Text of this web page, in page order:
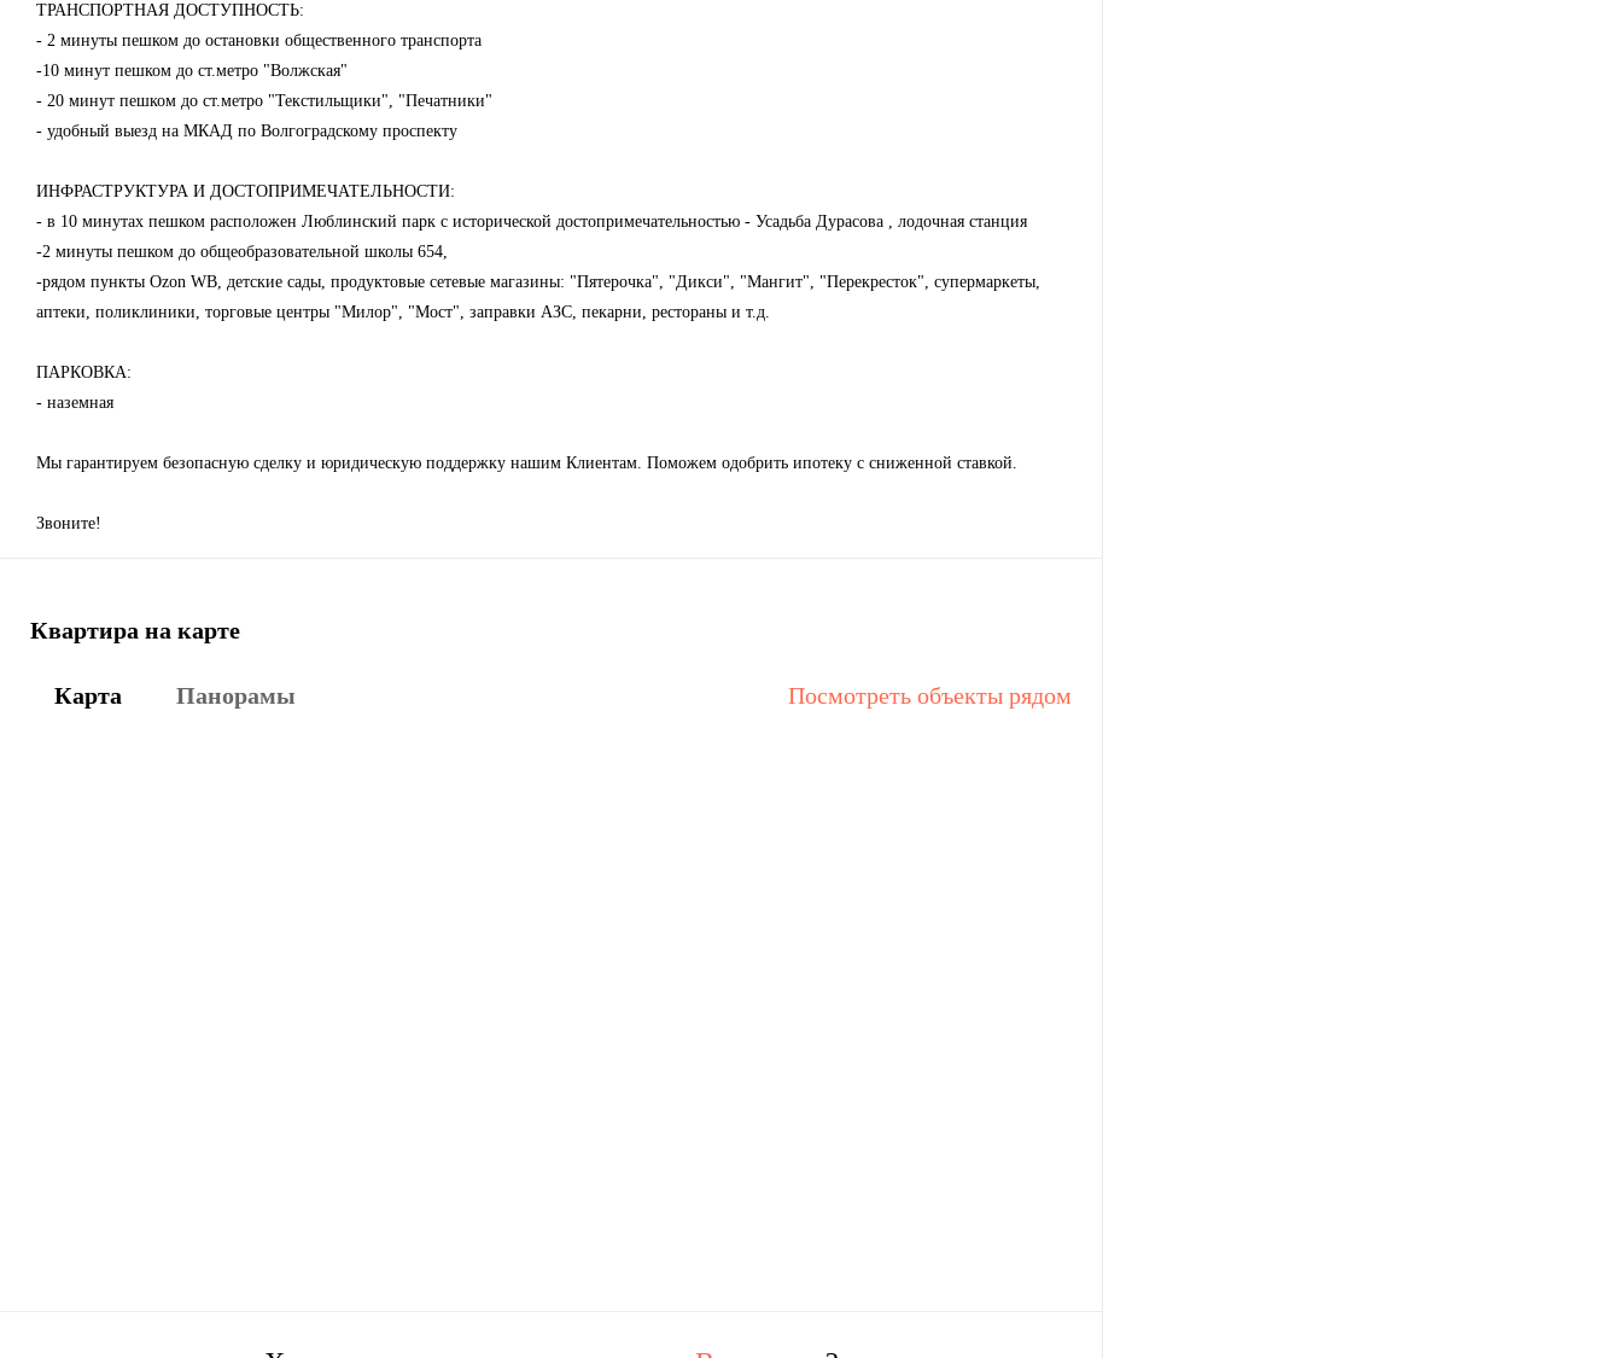
ТРАНСПОРТНАЯ ДОСТУПНОСТЬ:
- 2 минуты пешком до остановки общественного транспорта
-10 минут пешком до ст.метро "Волжская"
- 20 минут пешком до ст.метро "Текстильщики", "Печатники"
- удобный выезд на МКАД по Волгоградскому проспекту
ИНФРАСТРУКТУРА И ДОСТОПРИМЕЧАТЕЛЬНОСТИ:
- в 10 минутах пешком расположен Люблинский парк с исторической достопримечательностью - Усадьба Дурасова , лодочная станция
-2 минуты пешком до общеобразовательной школы 654,
-рядом пункты Ozon WB, детские сады, продуктовые сетевые магазины: "Пятерочка", "Дикси", "Мангит", "Перекресток", супермаркеты,
аптеки, поликлиники, торговые центры "Милор", "Мост", заправки АЗС, пекарни, рестораны и т.д.
ПАРКОВКА:
- наземная
Мы гарантируем безопасную сделку и юридическую поддержку нашим Клиентам. Поможем одобрить ипотеку с сниженной ставкой.
Звоните!
Квартира на карте
Карта Панорамы Посмотреть объекты рядом